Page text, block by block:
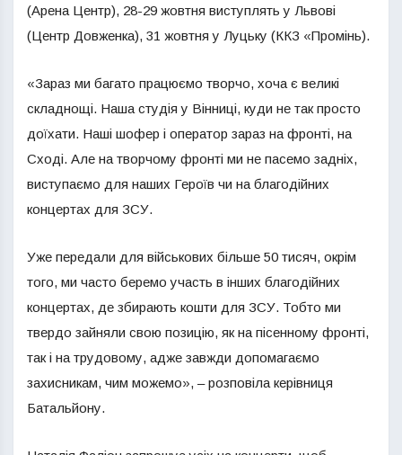
(Арена Центр), 28-29 жовтня виступлять у Львові
(Центр Довженка), 31 жовтня у Луцьку (ККЗ «Промінь).
«Зараз ми багато працюємо творчо, хоча є великі
складнощі. Наша студія у Вінниці, куди не так просто
доїхати. Наші шофер і оператор зараз на фронті, на
Сході. Але на творчому фронті ми не пасемо задніх,
виступаємо для наших Героїв чи на благодійних
концертах для ЗСУ.
Уже передали для військових більше 50 тисяч, окрім
того, ми часто беремо участь в інших благодійних
концертах, де збирають кошти для ЗСУ. Тобто ми
твердо зайняли свою позицію, як на пісенному фронті,
так і на трудовому, адже завжди допомагаємо
захисникам, чим можемо», – розповіла керівниця
Батальйону.